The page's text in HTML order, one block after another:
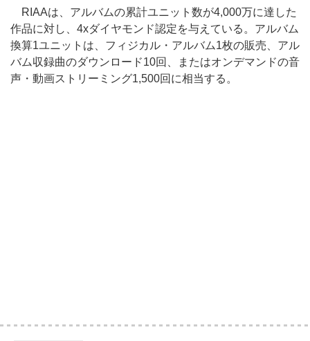
RIAAは、アルバムの累計ユニット数が4,000万に達した
作品に対し、4xダイヤモンド認定を与えている。アルバム
換算1ユニットは、フィジカル・アルバム1枚の販売、アル
バム収録曲のダウンロード10回、またはオンデマンドの音
声・動画ストリーミング1,500回に相当する。